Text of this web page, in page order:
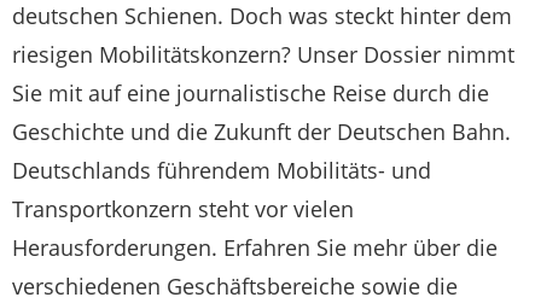
deutschen Schienen. Doch was steckt hinter dem
riesigen Mobilitätskonzern? Unser Dossier nimmt
Sie mit auf eine journalistische Reise durch die
Geschichte und die Zukunft der Deutschen Bahn.
Deutschlands führendem Mobilitäts- und
Transportkonzern steht vor vielen
Herausforderungen. Erfahren Sie mehr über die
verschiedenen Geschäftsbereiche sowie die